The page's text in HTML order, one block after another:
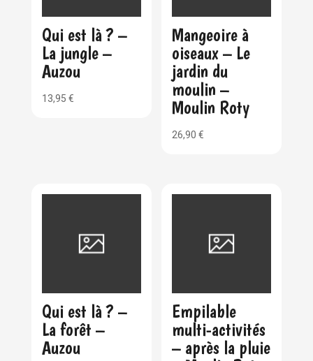
Qui est là ? –
La jungle –
Auzou
13,95 €
Mangeoire à
oiseaux – Le
jardin du
moulin –
Moulin Roty
26,90€
Qui est là ? –
La forêt –
Auzou
Empilable
multi-activités
– après la pluie